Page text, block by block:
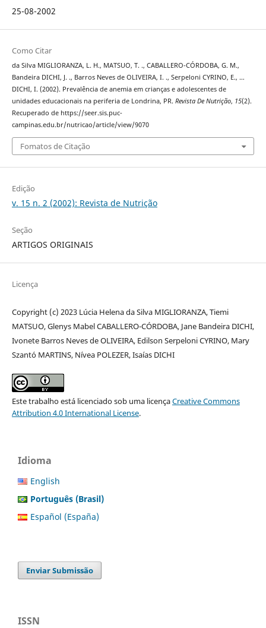
25-08-2002
Como Citar
da Silva MIGLIORANZA, L. H., MATSUO, T. ., CABALLERO-CÓRDOBA, G. M.,
Bandeira DICHI, J. ., Barros Neves de OLIVEIRA, I. ., Serpeloni CYRINO, E., …
DICHI, I. (2002). Prevalência de anemia em crianças e adolescentes de
unidades educacionais na periferia de Londrina, PR. Revista De Nutrição, 15(2).
Recuperado de https://seer.sis.puc-
campinas.edu.br/nutricao/article/view/9070
Fomatos de Citação
Edição
v. 15 n. 2 (2002): Revista de Nutrição
Seção
ARTIGOS ORIGINAIS
Licença
Copyright (c) 2023 Lúcia Helena da Silva MIGLIORANZA, Tiemi
MATSUO, Glenys Mabel CABALLERO-CÓRDOBA, Jane Bandeira DICHI,
Ivonete Barros Neves de OLIVEIRA, Edilson Serpeloni CYRINO, Mary
Szantó MARTINS, Nívea POLEZER, Isaías DICHI
Este trabalho está licenciado sob uma licençaCreative Commons
Attribution 4.0 International License.
Idioma
English
Português (Brasil)
Español (España)
Enviar Submissão
ISSN